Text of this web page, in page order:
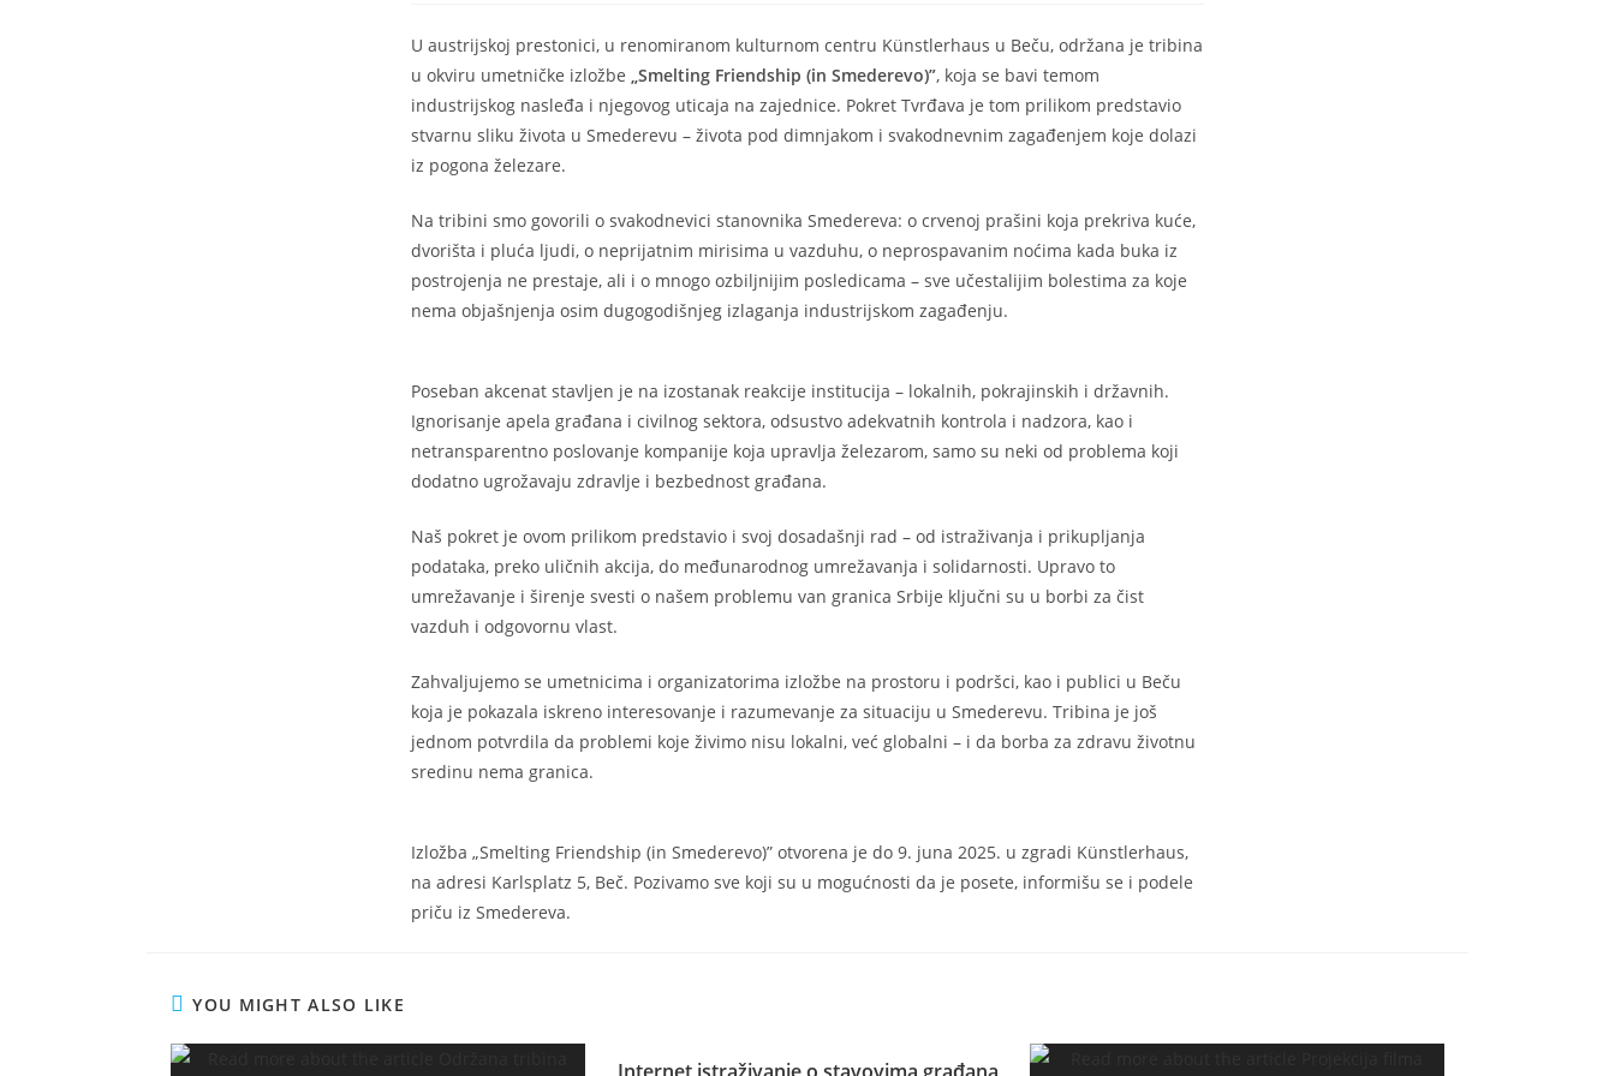
U austrijskoj prestonici, u renomiranom kulturnom centru Künstlerhaus u Beču, održana je tribina
u okviru umetničke izložbe „Smelting Friendship (in Smederevo)”, koja se bavi temom
industrijskog nasleđa i njegovog uticaja na zajednice. Pokret Tvrđava je tom prilikom predstavio
stvarnu sliku života u Smederevu – života pod dimnjakom i svakodnevnim zagađenjem koje dolazi
iz pogona železare.
Na tribini smo govorili o svakodnevici stanovnika Smedereva: o crvenoj prašini koja prekriva kuće,
dvorišta i pluća ljudi, o neprijatnim mirisima u vazduhu, o neprospavanim noćima kada buka iz
postrojenja ne prestaje, ali i o mnogo ozbiljnijim posledicama – sve učestalijim bolestima za koje
nema objašnjenja osim dugogodišnjeg izlaganja industrijskom zagađenju.
Poseban akcenat stavljen je na izostanak reakcije institucija – lokalnih, pokrajinskih i državnih.
Ignorisanje apela građana i civilnog sektora, odsustvo adekvatnih kontrola i nadzora, kao i
netransparentno poslovanje kompanije koja upravlja železarom, samo su neki od problema koji
dodatno ugrožavaju zdravlje i bezbednost građana.
Naš pokret je ovom prilikom predstavio i svoj dosadašnji rad – od istraživanja i prikupljanja
podataka, preko uličnih akcija, do međunarodnog umrežavanja i solidarnosti. Upravo to
umrežavanje i širenje svesti o našem problemu van granica Srbije ključni su u borbi za čist
vazduh i odgovornu vlast.
Zahvaljujemo se umetnicima i organizatorima izložbe na prostoru i podršci, kao i publici u Beču
koja je pokazala iskreno interesovanje i razumevanje za situaciju u Smederevu. Tribina je još
jednom potvrdila da problemi koje živimo nisu lokalni, već globalni – i da borba za zdravu životnu
sredinu nema granica.
Izložba „Smelting Friendship (in Smederevo)” otvorena je do 9. juna 2025. u zgradi Künstlerhaus,
na adresi Karlsplatz 5, Beč. Pozivamo sve koji su u mogućnosti da je posete, informišu se i podele
priču iz Smedereva.
YOU MIGHT ALSO LIKE